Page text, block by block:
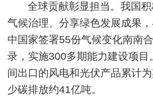
全球贡献彰显担当。我国
气候治理、分享绿色发展成果
中国家签署55份气候变化南南
录，实施300多期能力建设项目
间出口的风电和光伏产品累计
少碳排放约41亿吨。